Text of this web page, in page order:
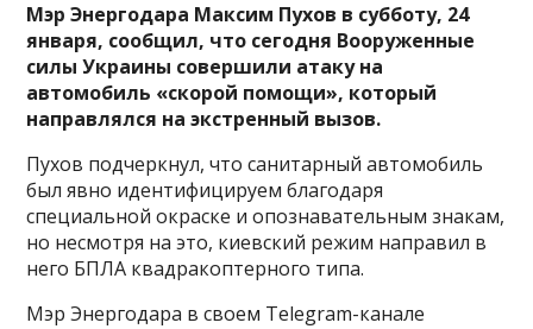
Мэр Энергодара Максим Пухов в субботу, 24
января, сообщил, что сегодня Вооруженные
силы Украины совершили атаку на
автомобиль «скорой помощи», который
направлялся на экстренный вызов.
Пухов подчеркнул, что санитарный автомобиль
был явно идентифицируем благодаря
специальной окраске и опознавательным знакам,
но несмотря на это, киевский режим направил в
него БПЛА квадракоптерного типа.
Мэр Энергодара в своем Telegram-канале